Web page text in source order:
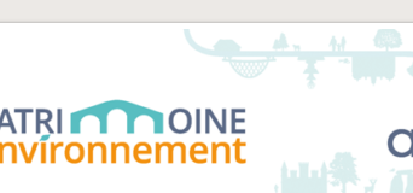
Patrimoine-